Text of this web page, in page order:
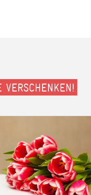
VERSCHENKEN!